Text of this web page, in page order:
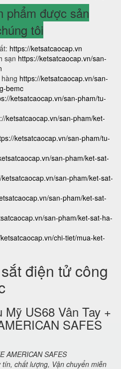
phẩm được sản
tôi
https://ketsatcaocap.vn
sạn https://ketsatcaocap.vn/san-
https://ketsatcaocap.vn/san-
bemc
ketsatcaocap.vn/san-pham/tu-
ketsatcaocap.vn/san-pham/ket-
ketsatcaocap.vn/san-pham/tu-
san-pham/ket-sat-
ketsatcaocap.vn/san-pham/ket-sat-
san-pham/ket-sat-
san-pham/ket-sat-ha-
chi-tiet/mua-ket-
điện tử công
Mỹ US68 Vân Tay +
SAFES
AMERICAN SAFES
chất lượng, Vận chuyển miễn